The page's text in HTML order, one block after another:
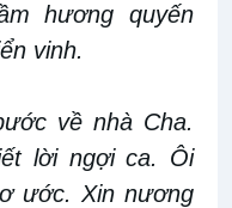
hương quyến
vinh.
về nhà Cha.
lời ngợi ca. Ôi
ước. Xin nương